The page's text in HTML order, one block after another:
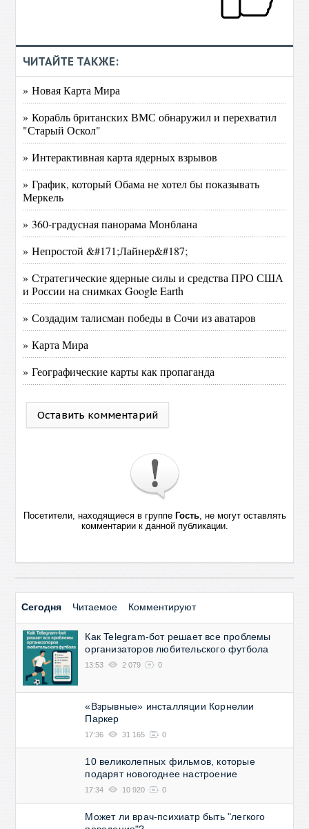
ЧИТАЙТЕ ТАКЖЕ:
» Новая Карта Мира
» Корабль британских ВМС обнаружил и перехватил
"Старый Оскол"
» Интерактивная карта ядерных взрывов
» График, который Обама не хотел бы показывать
Меркель
» 360-градусная панорама Монблана
» Непростой &#171;Лайнер&#187;
» Стратегические ядерные силы и средства ПРО США
и России на снимках Google Earth
» Создадим талисман победы в Сочи из аватаров
» Карта Мира
» Географические карты как пропаганда
Оставить комментарий
Посетители, находящиеся в группе Гость, не могут оставлять
комментарии к данной публикации.
Сегодня Читаемое Комментируют
Как Telegram-бот решает все проблемы
организаторов любительского футбола
13:53 2 079 0
«Взрывные» инсталляции Корнелии
Паркер
17:36 31 165 0
10 великолепных фильмов, которые
подарят новогоднее настроение
17:34 10 920 0
Может ли врач-психиатр быть "легкого